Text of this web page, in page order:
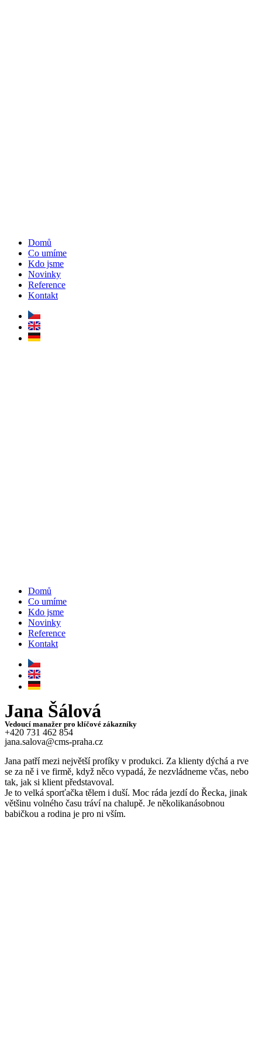
Domů
Co umíme
Kdo jsme
Novinky
Reference
Kontakt
Domů
Co umíme
Kdo jsme
Novinky
Reference
Kontakt
Jana Šálová
Vedoucí manažer pro klíčové zákazníky
+420 731 462 854
jana.salova@cms-praha.cz
Jana patří mezi největší profíky v produkci. Za klienty dýchá a rve
se za ně i ve firmě, když něco vypadá, že nezvládneme včas, nebo
tak, jak si klient představoval.
Je to velká sporťačka tělem i duší. Moc ráda jezdí do Řecka, jinak
většinu volného času tráví na chalupě. Je několikanásobnou
babičkou a rodina je pro ni vším.